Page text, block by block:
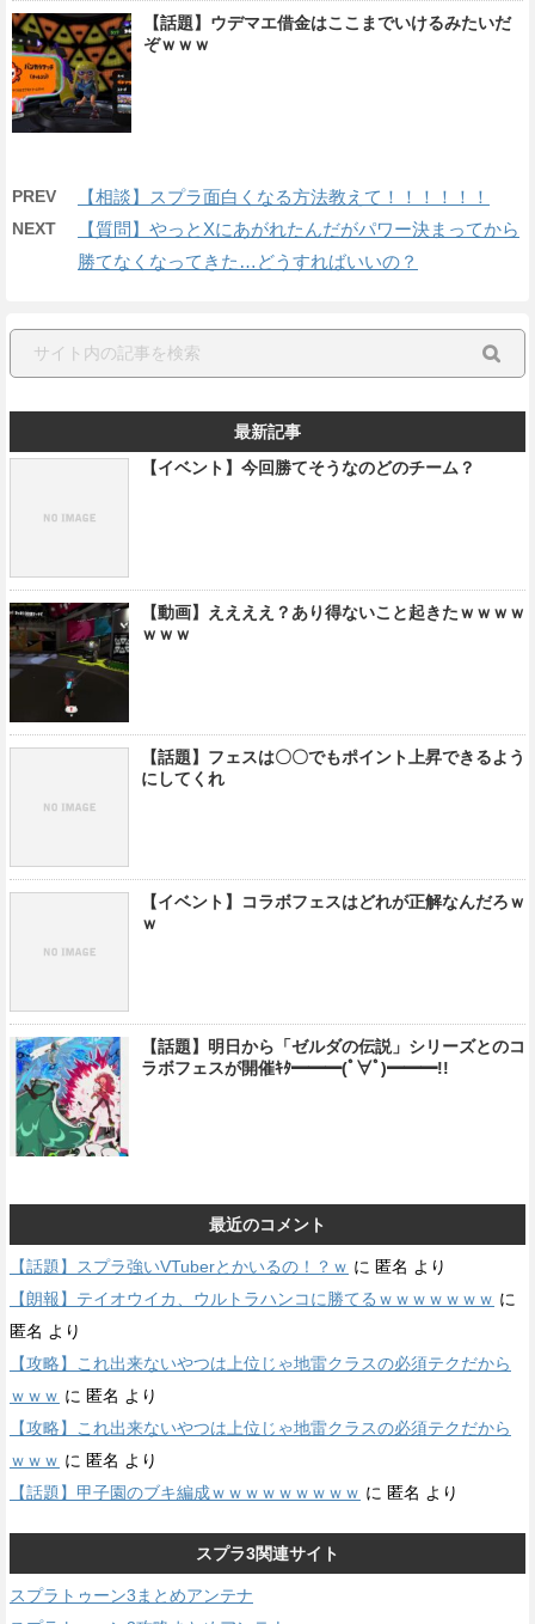
【話題】ウデマエ借金はここまでいけるみたいだ
ぞｗｗｗ
PREV 【相談】スプラ面白くなる方法教えて！！！！！！
NEXT
【質問】やっとXにあがれたんだがパワー決まってから
勝てなくなってきた…どうすればいいの？
最新記事
【イベント】今回勝てそうなのどのチーム？
【動画】ええええ？あり得ないこと起きたｗｗｗｗ
ｗｗｗ
【話題】フェスは〇〇でもポイント上昇できるよう
にしてくれ
【イベント】コラボフェスはどれが正解なんだろｗ
ｗ
【話題】明日から「ゼルダの伝説」シリーズとのコ
ラボフェスが開催ｷﾀ━━━(ﾟ∀ﾟ)━━━!!
最近のコメント
【話題】スプラ強いVTuberとかいるの！？ｗ に 匿名 より
【朗報】テイオウイカ、ウルトラハンコに勝てるｗｗｗｗｗｗｗ に
匿名 より
【攻略】これ出来ないやつは上位じゃ地雷クラスの必須テクだから
ｗｗｗ に 匿名 より
【攻略】これ出来ないやつは上位じゃ地雷クラスの必須テクだから
ｗｗｗ に 匿名 より
【話題】甲子園のブキ編成ｗｗｗｗｗｗｗｗｗ に 匿名 より
スプラ3関連サイト
スプラトゥーン3まとめアンテナ